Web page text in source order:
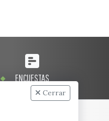
ENCUESTAS
Cerrar